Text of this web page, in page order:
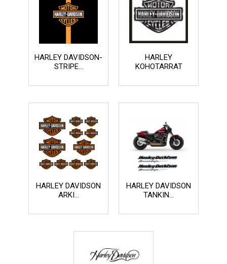
HARLEY DAVIDSON-
STRIPE...
HARLEY
KOHOTARRAT
HARLEY DAVIDSON
ARKI...
HARLEY DAVIDSON
TANKIN...